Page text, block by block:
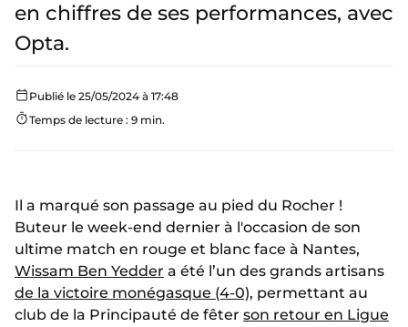
en chiffres de ses performances, avec
Opta.
Publié le 25/05/2024 à 17:48
Temps de lecture : 9 min.
Il a marqué son passage au pied du Rocher !
Buteur le week-end dernier à l'occasion de son
ultime match en rouge et blanc face à Nantes,
Wissam Ben Yedder a été l’un des grands artisans
de la victoire monégasque (4-0), permettant au
club de la Principauté de fêter son retour en Ligue